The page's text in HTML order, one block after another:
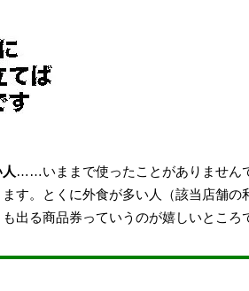
……いままで使ったことがありません
す。とくに外食が多い人（該当店舗の
出る商品券っていうのが嬉しいところ